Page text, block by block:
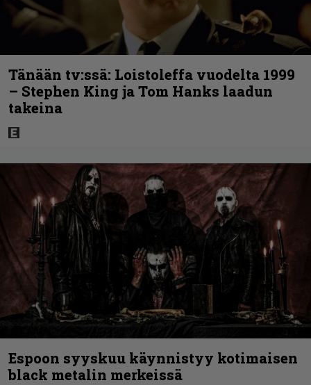
Tänään tv:ssä: Loistoleffa vuodelta 1999
– Stephen King ja Tom Hanks laadun
takeina
Espoon syyskuu käynnistyy kotimaisen
black metalin merkeissä